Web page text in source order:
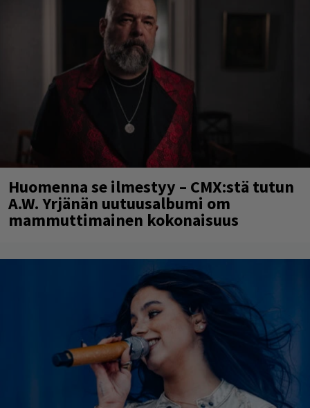
Huomenna se ilmestyy – CMX:stä tutun
A.W. Yrjänän uutuusalbumi om
mammuttimainen kokonaisuus